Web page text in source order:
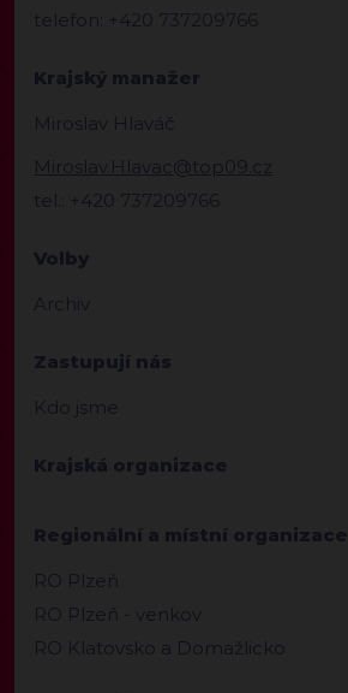
telefon: +420 737209766
Krajský manažer
Miroslav Hlaváč
Miroslav.Hlavac@top09.cz
tel.: +420 737209766
Volby
Archiv
Zastupují nás
Kdo jsme
Krajská organizace
Regionální a místní organizace
RO Plzeň
RO Plzeň - venkov
RO Klatovsko a Domažlicko